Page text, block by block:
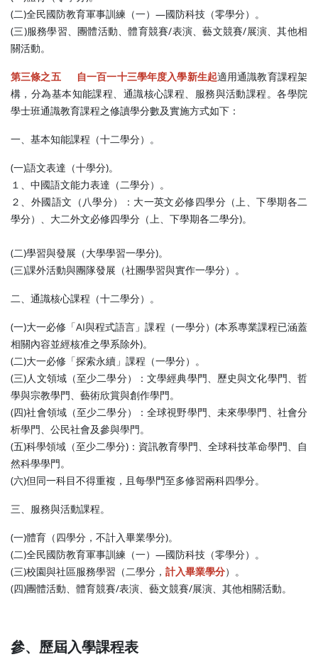
(二)全民國防教育軍事訓練（一）—國防科技（零學分）。
(三)服務學習、團體活動、體育競賽/表演、藝文競賽/展演、其他相
關活動。
第三條之五 自一百一十三學年度入學新生起適用通識教育課程架
構，分為基本知能課程、通識核心課程、服務與活動課程。各學院
學士班通識教育課程之修讀學分數及實施方式如下：
一、基本知能課程（十二學分）。
(一)語文表達（十學分)。
１、中國語文能力表達（二學分）。
２、外國語文（八學分）：大一英文必修四學分（上、下學期各二
學分）、大二外文必修四學分（上、下學期各二學分)。
(二)學習與發展（大學學習一學分)。
(三)課外活動與團隊發展（社團學習與實作一學分）。
二、通識核心課程（十二學分）。
(一)大一必修「AI與程式語言」課程（一學分）(本系專業課程已涵蓋
相關內容並經核准之學系除外)。
(二)大一必修「探索永續」課程（一學分）。
(三)人文領域（至少二學分）：文學經典學門、歷史與文化學門、哲
學與宗教學門、藝術欣賞與創作學門。
(四)社會領域（至少二學分）：全球視野學門、未來學學門、社會分
析學門、公民社會及參與學門。
(五)科學領域（至少二學分)：資訊教育學門、全球科技革命學門、自
然科學學門。
(六)但同一科目不得重複，且每學門至多修習兩科四學分。
三、服務與活動課程。
(一)體育（四學分，不計入畢業學分)。
(二)全民國防教育軍事訓練（一）—國防科技（零學分）。
(三)校園與社區服務學習（二學分， 計入畢業學分）。
(四)團體活動、體育競賽/表演、藝文競賽/展演、其他相關活動。
參、歷屆入學課程表